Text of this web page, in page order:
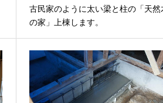
古民家のように太い梁と柱の「天然
の家」上棟します。